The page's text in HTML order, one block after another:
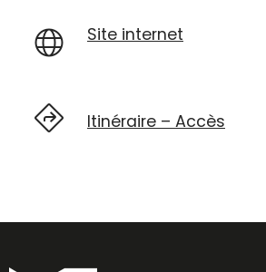
Site internet
Itinéraire – Accès